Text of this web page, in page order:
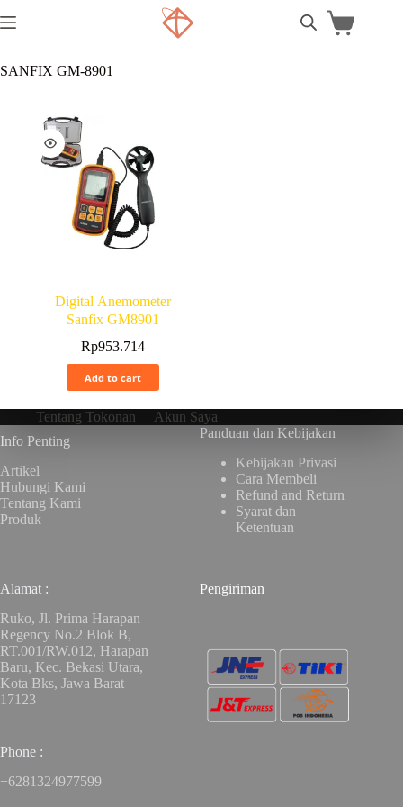
SANFIX GM-8901
Digital Anemometer
Sanfix GM8901
Rp953.714
Add to cart
Tentang Tokonan
Akun Saya
Info Penting
Artikel
Hubungi Kami
Tentang Kami
Produk
Panduan dan Kebijakan
Kebijakan Privasi
Cara Membeli
Refund and Return
Syarat dan
Ketentuan
Alamat :
Ruko, Jl. Prima Harapan
Regency No.2 Blok B,
RT.001/RW.012, Harapan
Baru, Kec. Bekasi Utara,
Kota Bks, Jawa Barat
17123
Phone :
+6281324977599
Pengiriman